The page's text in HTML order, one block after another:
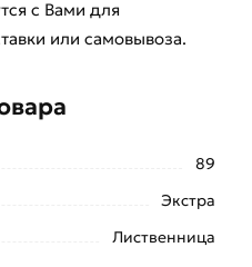
с Вами для
или самовывоза.
89
Экстра
Лиственница